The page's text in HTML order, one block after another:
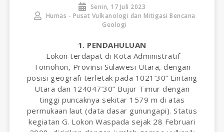
Senin, 17 Juli 2023
Humas - Pusat Vulkanologi dan Mitigasi Bencana
Geologi
1. PENDAHULUAN
Lokon terdapat di Kota Administratif
Tomohon, Provinsi Sulawesi Utara, dengan
posisi geografi terletak pada 1021’30” Lintang
Utara dan 124047’30” Bujur Timur dengan
tinggi puncaknya sekitar 1579 m di atas
permukaan laut (data dasar gunungapi). Status
kegiatan G. Lokon Waspada sejak 28 Februari